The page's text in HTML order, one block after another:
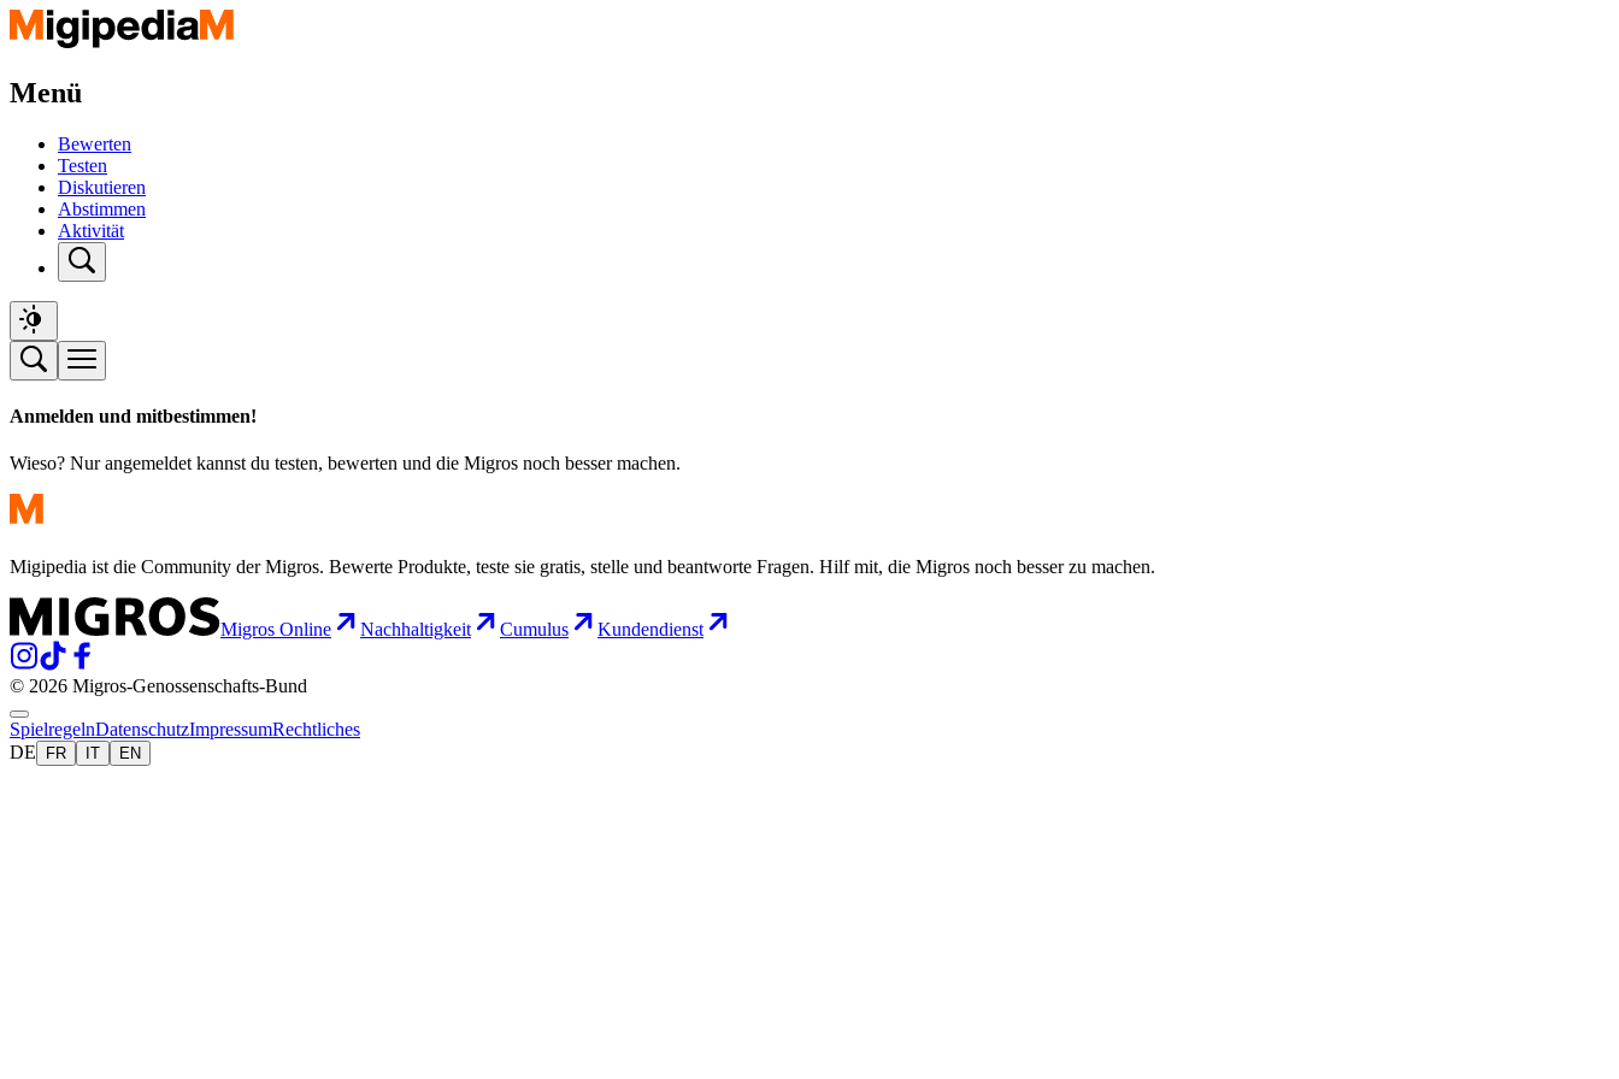
Menü
Bewerten
Testen
Diskutieren
Abstimmen
Aktivität
Anmelden und mitbestimmen!
Wieso? Nur angemeldet kannst du testen, bewerten und die Migros noch besser machen.
Migipedia ist die Community der Migros. Bewerte Produkte, teste sie gratis, stelle und beantworte Fragen. Hilf mit, die Migros noch besser zu machen.
Migros Online Nachhaltigkeit Cumulus Kundendienst
© 2026 Migros-Genossenschafts-Bund
SpielregelnDatenschutzImpressumRechtliches
DE
FR IT EN